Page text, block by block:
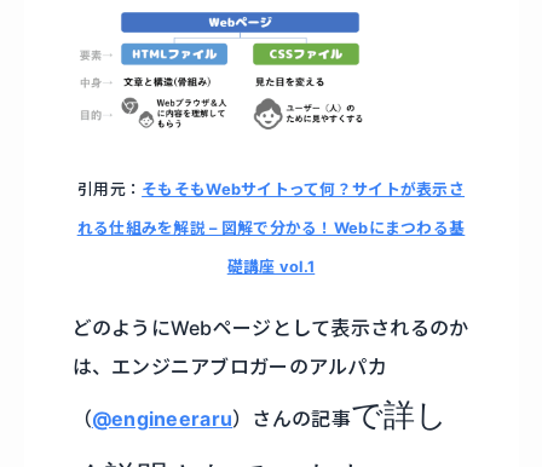
引用元： そもそもWebサイトって何？サイトが表示さ
れる仕組みを解説 – 図解で分かる！Webにまつわる基
礎講座 vol.1
どのようにWebページとして表示されるのか
は、エンジニアブロガーのアルパカ
（@engineeraru）さんの記事で詳し